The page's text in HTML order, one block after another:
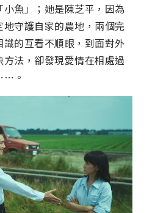
魚」；她是陳芝平，因為
守護自家的農地，兩個完
的互看不順眼，到面對外
法，卻發現愛情在相處過
。